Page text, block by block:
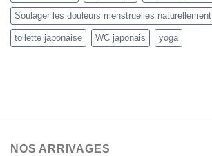
Soulager les douleurs menstruelles naturellement
toilette japonaise WC japonais yoga
NOS ARRIVAGES